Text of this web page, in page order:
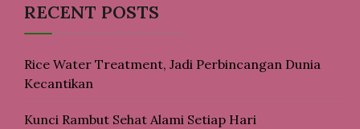
RECENT POSTS
Rice Water Treatment, Jadi Perbincangan Dunia
Kecantikan
Kunci Rambut Sehat Alami Setiap Hari